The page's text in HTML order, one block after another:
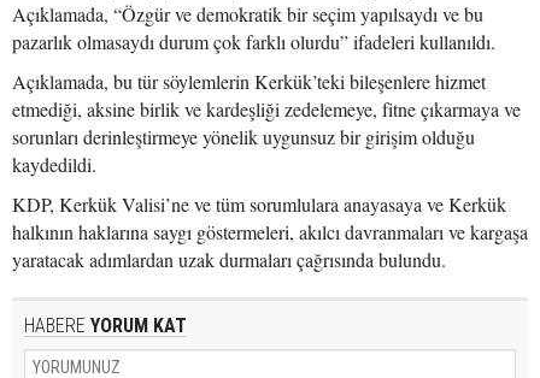
Açıklamada, “Özgür ve demokratik bir seçim yapılsaydı ve bu
pazarlık olmasaydı durum çok farklı olurdu” ifadeleri kullanıldı.
Açıklamada, bu tür söylemlerin Kerkük’teki bileşenlere hizmet
etmediği, aksine birlik ve kardeşliği zedelemeye, fitne çıkarmaya ve
sorunları derinleştirmeye yönelik uygunsuz bir girişim olduğu
kaydedildi.
KDP, Kerkük Valisi’ne ve tüm sorumlulara anayasaya ve Kerkük
halkının haklarına saygı göstermeleri, akılcı davranmaları ve kargaşa
yaratacak adımlardan uzak durmaları çağrısında bulundu.
HABERE YORUM KAT